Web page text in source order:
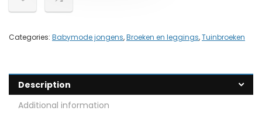
Categories: Babymode jongens,Broeken en leggings,Tuinbroeken
Description
Additional information